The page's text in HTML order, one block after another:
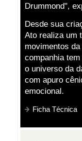
Drummond",
Desde sua
Ato realiza um
movimentos
companhia
o universo da
com apuro
emocional.
Ficha Técnica